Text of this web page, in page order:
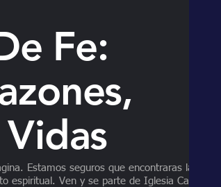
Fe:
Estamos seguros que encontraras las
espiritual. Ven y se parte de Iglesia Casa de